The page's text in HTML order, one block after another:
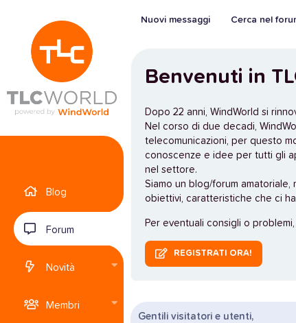
Blog
Forum
Novità
Membri
Nuovi messaggi Cerca nel
Benvenuti in
Dopo 22 anni, WindWorld si
Nel corso di due decadi,
telecomunicazioni, per questo
conoscenze e idee per tutti gli
nel settore.
Siamo un blog/forum
obiettivi, caratteristiche che ci
Per eventuali consigli o
REGISTRATI ORA!
Gentili visitatori e utenti,